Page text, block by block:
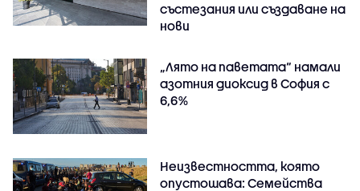
състезания или създаване на
нови
„Лято на паветата“ намали
азотния диоксид в София с
6,6%
Неизвестността, която
опустошава: Семейства